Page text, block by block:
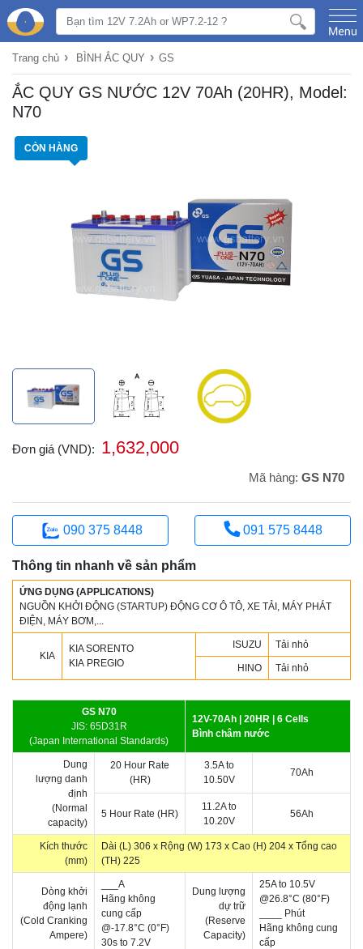
Trang chủ › BÌNH ẮC QUY › GS
ẮC QUY GS NƯỚC 12V 70Ah (20HR), Model:
N70
CÒN HÀNG
Đơn giá (VND): 1,632,000
Mã hàng: GS N70
090 375 8448 091 575 8448
Thông tin nhanh về sản phẩm
ỨNG DỤNG (APPLICATIONS)
NGUỒN KHỞI ĐỘNG (STARTUP) ĐỘNG CƠ Ô TÔ, XE TẢI, MÁY PHÁT
ĐIỆN, MÁY BƠM,...
KIA
KIA SORENTO
KIA PREGIO
ISUZU Tải nhỏ
HINO Tải nhỏ
GS N70
JIS: 65D31R
(Japan International Standards)
12V-70Ah | 20HR | 6 Cells
Bình châm nước
Dung
lượng danh
định
(Normal
capacity)
20 Hour Rate
(HR)
3.5A to
10.50V
70Ah
5 Hour Rate (HR)
11.2A to
10.20V
56Ah
Kích thước
(mm)
Dài (L) 306 x Rộng (W) 173 x Cao (H) 204 x Tổng cao
(TH) 225
Dòng khởi
động lạnh
(Cold Cranking
Ampere)
___A
Hãng không
cung cấp
@-17.8°C (0°F)
30s to 7.2V
Dung lượng
dự trữ
(Reserve
Capacity)
25A to 10.5V
@26.8°C (80°F)
____ Phút
Hãng không cung
cấp